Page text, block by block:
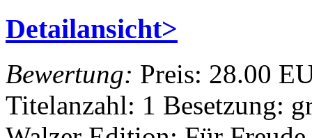
Detailansicht>
Bewertung: Preis: 28.00
Titelanzahl: 1 Besetzung: